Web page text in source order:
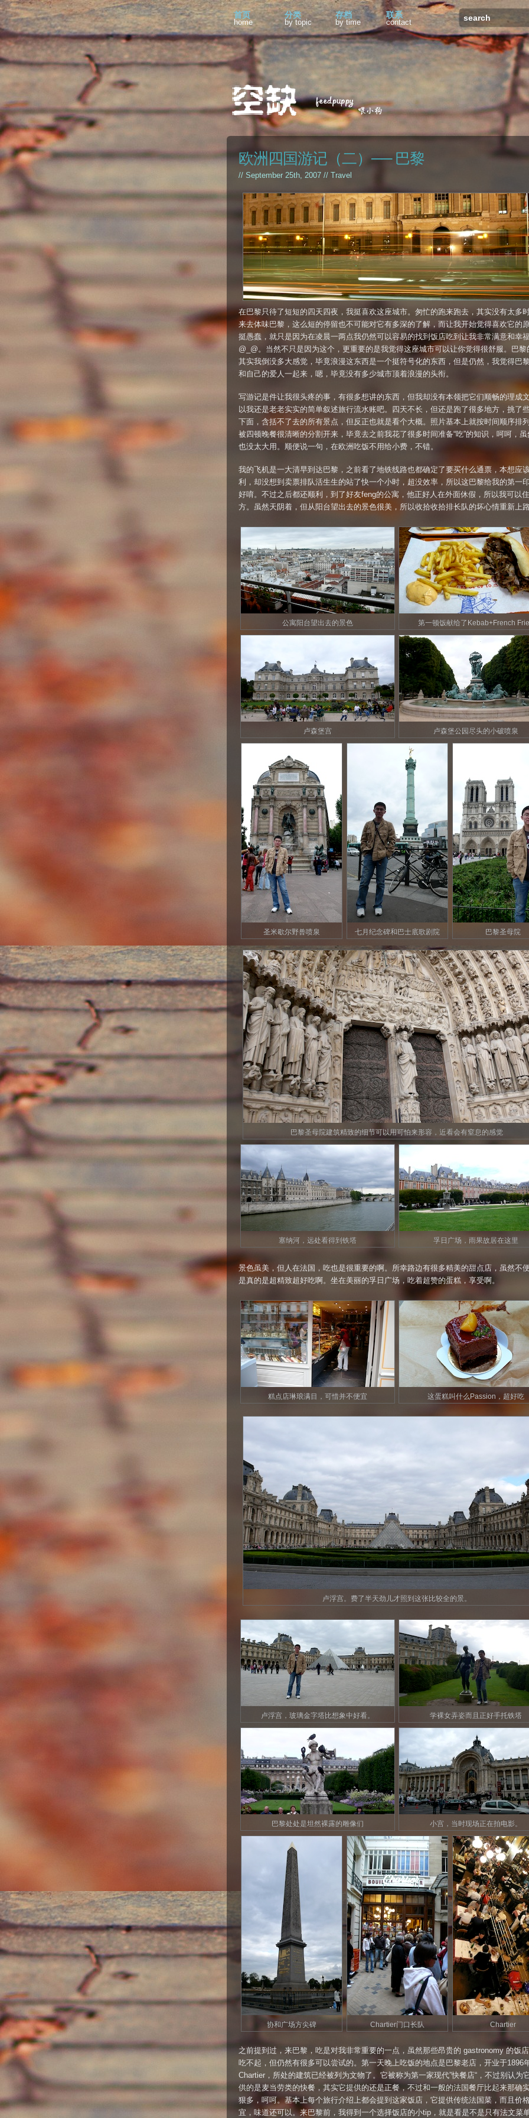
首页
home
分类
by topic
存档
by time
联系
contact
欧洲四国游记（二）── 巴黎
// September 25th, 2007 // Travel
在巴黎只待了短短的四天四夜，我挺喜欢这座城市。匆忙的跑来跑去，其实没有太多
来去体味巴黎，这么短的停留也不可能对它有多深的了解，而让我开始觉得喜欢它的
挺愚蠢，就只是因为在凌晨一两点我仍然可以容易的找到饭店吃到让我非常满意和幸
@_@。当然不只是因为这个，更重要的是我觉得这座城市可以让你觉得很舒服。巴黎
其实我倒没多大感觉，毕竟浪漫这东西是一个挺符号化的东西，但是仍然，我觉得巴
和自己的爱人一起来，嗯，毕竟没有多少城市顶着浪漫的头衔。
写游记是件让我很头疼的事，有很多想讲的东西，但我却没有本领把它们顺畅的理成
以我还是老老实实的简单叙述旅行流水账吧。四天不长，但还是跑了很多地方，挑了
下面，含括不了去的所有景点，但反正也就是看个大概。照片基本上就按时间顺序排
被四顿晚餐很清晰的分割开来，毕竟去之前我花了很多时间准备“吃”的知识，呵呵，虽
也没太大用。顺便说一句，在欧洲吃饭不用给小费，不错。
我的飞机是一大清早到达巴黎，之前看了地铁线路也都确定了要买什么通票，本想应
利，却没想到卖票排队活生生的站了快一个小时，超没效率，所以这巴黎给我的第一
好唷。不过之后都还顺利，到了好友feng的公寓，他正好人在外面休假，所以我可以
方。虽然天阴着，但从阳台望出去的景色很美，所以收拾收拾排长队的坏心情重新上
公寓阳台望出去的景色 第一顿饭献给了Kebab+French
卢森堡宫 卢森堡公园尽头的小破喷泉
圣米歇尔野兽喷泉 七月纪念碑和巴士底歌剧院 巴黎圣母院
巴黎圣母院建筑精致的细节可以用可怕来形容，近看会有窒息的感觉
塞纳河，远处看得到铁塔 孚日广场，雨果故居在这里
景色虽美，但人在法国，吃也是很重要的啊。所幸路边有很多精美的甜点店，虽然不
是真的是超精致超好吃啊。坐在美丽的孚日广场，吃着超赞的蛋糕，享受啊。
糕点店琳琅满目，可惜并不便宜 这蛋糕叫什么Passion，超好吃
卢浮宫。费了半天劲儿才照到这张比较全的景。
卢浮宫，玻璃金字塔比想象中好看。 学裸女弄姿而且正好手托铁塔
巴黎处处是坦然裸露的雕像们 小宫，当时现场正在拍电影。
协和广场方尖碑 Chartier门口长队 Chartier
之前提到过，来巴黎，吃是对我非常重要的一点，虽然那些昂贵的 gastronomy 的饭
吃不起，但仍然有很多可以尝试的。第一天晚上吃饭的地点是巴黎老店，开业于1896
Chartier，所处的建筑已经被列为文物了。它被称为第一家现代”快餐店“，不过别认为
供的是麦当劳类的快餐，其实它提供的还是正餐，不过和一般的法国餐厅比起来那确
狠多，呵呵。基本上每个旅行介绍上都会提到这家饭店，它提供传统法国菜，而且价
宜，味道还可以。来巴黎前，我得到一个选择饭店的小tip，就是看是不是只有法文菜